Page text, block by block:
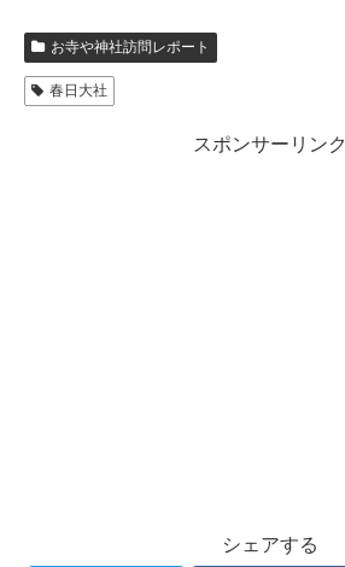
お寺や神社訪問レポート
春日大社
スポンサーリンク
シェアする